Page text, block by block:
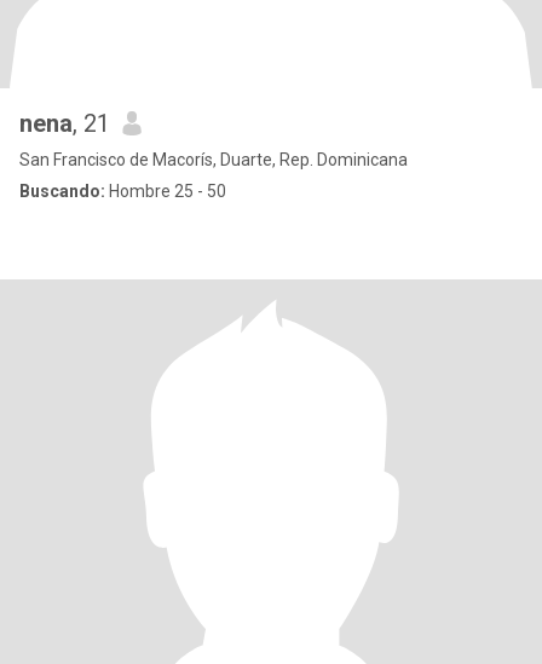
nena, 21
San Francisco de Macorís, Duarte, Rep. Dominicana
Buscando: Hombre 25 - 50